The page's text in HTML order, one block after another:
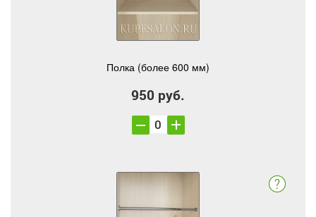
Полка (более 600 мм)
950 руб.